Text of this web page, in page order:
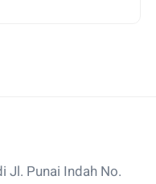
Jl. Punai Indah No.